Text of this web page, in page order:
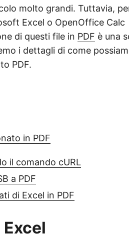
molto grandi. Tuttavia,
Excel o OpenOffice Calc
di questi file in PDF è una
i dettagli di come
PDF.
in PDF
il comando cURL
a PDF
di Excel in PDF